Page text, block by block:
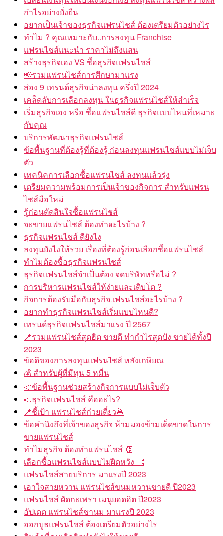
กำไรอย่างยั่งยืน
อยากเป็นเจ้าของธุรกิจแฟรนไชส์ ต้องเตรียมตัวอย่างไร
ทำไม ? คุณเหมาะกับ..การลงทุน Franchise
แฟรนไชส์แนะนำ ราคาไม่ถึงแสน
สร้างธุรกิจเอง VS ซื้อธุรกิจแฟรนไชส์
📢รวมแฟรนไชส์การศึกษามาแรง
ส่อง 9 เทรนด์ธุรกิจน่าลงทุน ครึ่งปี 2024
เคล็ดลับการเลือกลงทุน ในธุรกิจแฟรนไชส์ให้สำเร็จ
เริ่มธุรกิจเอง หรือ ซื้อแฟรนไชส์ดี ธุรกิจแบบไหนที่เหมาะ
กับคุณ
บริการพัฒนาธุรกิจแฟรนไชส์
ข้อพื้นฐานที่ต้องรู้ที่ต้องรู้ ก่อนลงทุนแฟรนไชส์แบบไม่เจ็บ
ตัว
เทคนิคการเลือกซื้อแฟรนไชส์ ลงทุนแล้วรุ่ง
เตรียมความพร้อมการเป็นเจ้าของกิจการ สำหรับแฟรน
ไชส์มือใหม่
รู้ก่อนตัดสินใจซื้อแฟรนไชส์
จะขายแฟรนไชส์ ต้องทำอะไรบ้าง ?
ธุรกิจแฟรนไชส์ ดียังไง
ลงทุนยังไงให้รวย เรื่องที่ต้องรู้ก่อนเลือกซื้อแฟรนไชส์
ทำไมต้องซื้อธุรกิจแฟรนไชส์
ธุรกิจแฟรนไชส์จำเป็นต้อง จดบริษัทหรือไม่ ?
การบริหารแฟรนไชส์ให้ง่ายและเติบโต ?
กิจการต้องรับมือกับธุรกิจแฟรนไชส์อะไรบ้าง ?
อยากทำธุรกิจแฟรนไชส์เริ่มแบบไหนดี?
เทรนด์ธุรกิจแฟรนไชส์มาแรง ปี 2567
📍รวมแฟรนไชส์สุดฮิต ขายดี ทำกำไรสุดปัง ขายได้ทั้งปี
2023
ข้อดีของการลงทุนแฟรนไชส์ หลังเกษียณ
💰 สำหรับผู้ที่มีทุน 5 หมื่น
📣ข้อพื้นฐานช่วยสร้างกิจการแบบไม่เจ็บตัว
📣ธุรกิจแฟรนไชส์ คืออะไร?
📍ชี้เป้า แฟรนไชส์ก๋วยเตี๋ยว🍜
ข้อคำนึงถึงที่เจ้าของธุรกิจ ห้ามมองข้ามเด็ดขาดในการ
ขายแฟรนไชส์
ทำไมธุรกิจ ต้องทำแฟรนไชส์ 👏
เลือกซื้อแฟรนไชส์แบบไม่ผิดหวัง 👏
แฟรนไชส์สายบริการ มาแรงปี 2023
เอาใจสายหวาน แฟรนไชส์ขนมหวานขายดี ปี2023
แฟรนไชส์ ผัดกะเพรา เมนูยอดฮิต ปี2023
อัปเดต แฟรนไชส์ชานม มาแรงปี 2023
ออกบูธแฟรนไชส์ ต้องเตรียมตัวอย่างไร